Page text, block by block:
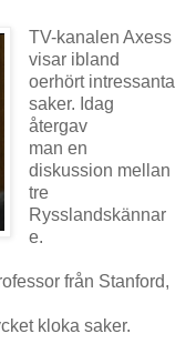
TV-kanalen Axess
visar ibland
oerhört intressanta
saker. Idag
återgav
man en
diskussion mellan
tre
Rysslandskännar
e.
från Stanford,
kloka saker.